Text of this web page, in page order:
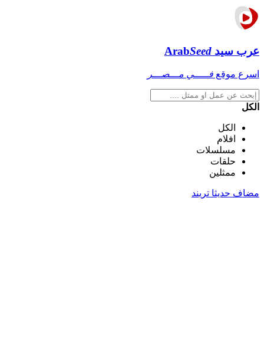
عرب سيد ArabSeed
اسرع موقع فـــــي مـــصـــر
الكل
الكل
افلام
مسلسلات
حلقات
ممثلين
مضاف حديثا تريند